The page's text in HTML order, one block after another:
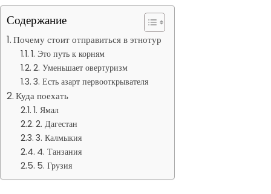
Содержание
Почему стоит отправиться в этнотур
1. Это путь к корням
2. Уменьшает овертуризм
3. Есть азарт первооткрывателя
Куда поехать
1. Ямал
2. Дагестан
3. Калмыкия
4. Танзания
5. Грузия